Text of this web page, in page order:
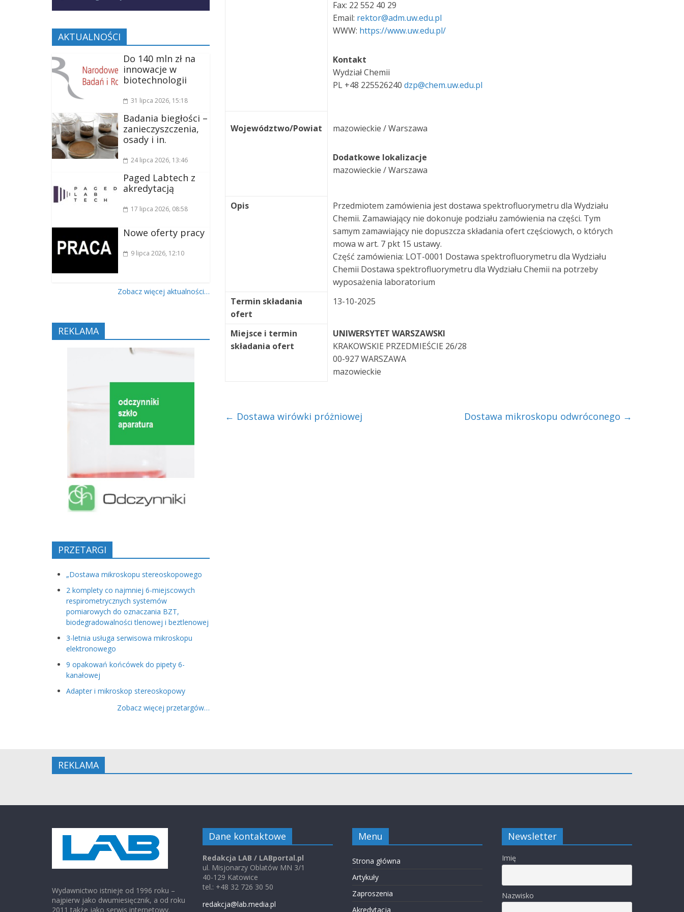
Fax: 22 552 40 29
Email: rektor@adm.uw.edu.pl
WWW: https://www.uw.edu.pl/
Kontakt
Wydział Chemii
PL +48 225526240 dzp@chem.uw.edu.pl
Województwo/Powiat mazowieckie / Warszawa
Dodatkowe lokalizacje
mazowieckie / Warszawa
Opis
Przedmiotem zamówienia jest dostawa spektrofluorymetru dla Wydziału
Chemii. Zamawiający nie dokonuje podziału zamówienia na części. Tym
samym zamawiający nie dopuszcza składania ofert częściowych, o których
mowa w art. 7 pkt 15 ustawy.
Część zamówienia: LOT-0001 Dostawa spektrofluorymetru dla Wydziału
Chemii Dostawa spektrofluorymetru dla Wydziału Chemii na potrzeby
wyposażenia laboratorium
Termin składania
ofert
13-10-2025
Miejsce i termin
składania ofert
UNIWERSYTET WARSZAWSKI
KRAKOWSKIE PRZEDMIEŚCIE 26/28
00-927 WARSZAWA
mazowieckie
← Dostawa wirówki próżniowej Dostawa mikroskopu odwróconego →
AKTUALNOŚCI
Do 140 mln zł na
innowacje w
biotechnologii
31 lipca 2026, 15:18
Badania biegłości –
zanieczyszczenia,
osady i in.
24 lipca 2026, 13:46
Paged Labtech z
akredytacją
17 lipca 2026, 08:58
Nowe oferty pracy
9 lipca 2026, 12:10
Zobacz więcej aktualności…
REKLAMA
PRZETARGI
„Dostawa mikroskopu stereoskopowego
2 komplety co najmniej 6-miejscowych
respirometrycznych systemów
pomiarowych do oznaczania BZT,
biodegradowalności tlenowej i beztlenowej
3-letnia usługa serwisowa mikroskopu
elektronowego
9 opakowań końcówek do pipety 6-
kanałowej
Adapter i mikroskop stereoskopowy
Zobacz więcej przetargów…
REKLAMA
Wydawnictwo istnieje od 1996 roku –
najpierw jako dwumiesięcznik, a od roku
2011 także jako serwis internetowy.
Dane kontaktowe
Redakcja LAB / LABportal.pl
ul. Misjonarzy Oblatów MN 3/1
40-129 Katowice
tel.: +48 32 726 30 50
redakcja@lab.media.pl
Menu
Strona główna
Artykuły
Zaproszenia
Akredytacja
Newsletter
Imię
Nazwisko